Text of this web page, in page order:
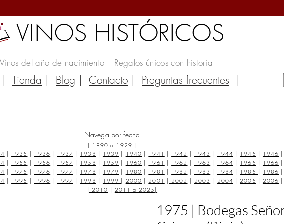
VINOS HISTÓRICOS
Vinos del año de nacimiento – Regalos únicos con historia
| Tienda | Blog | Contacto | Preguntas frecuentes |
Navega por fecha
| 1890 a 1929 |
| 1935 | 1936 | 1937 | 1938 | 1939 | 1940 | 1941 | 1942 | 1943 | 1944 | 1945 | 1946 |
| 1955 | 1956 | 1957 | 1958 | 1959 | 1960 | 1961 | 1962 | 1963 | 1964 | 1965 | 1966 |
| 1975 | 1976 | 1977 | 1978 | 1979 | 1980 | 1981 | 1982 | 1983 | 1984 | 1985 | 1986 |
| 1995 | 1996 | 1997 | 1998 | 1999 | 2000 | 2001 | 2002 | 2003 | 2004 | 2005 | 2006 |
| 2010 | 2011 a 2025 |
1975 | Bodegas